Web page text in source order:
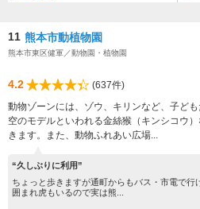
11 熊本市動植物園
熊本市東区健軍／動物園・植物園
4.2
(637件)
動物ゾーンには、ゾウ、キリンなど、子ど
空のモデルといわれる金絲猴（キンシコウ
きます。また、動物ふれあい広場...
“久しぶりに利用”
ちょっと歩きますが通町からもバス・市電で行
囲まれ虎もいるので実は熊...